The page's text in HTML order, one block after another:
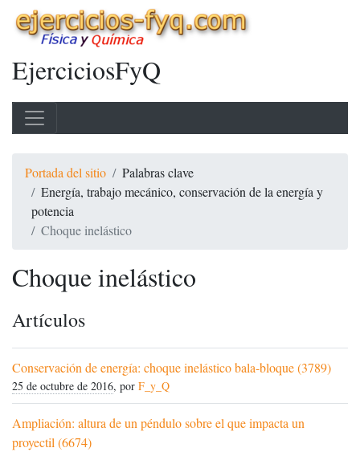
EjerciciosFyQ
Portada del sitio
Palabras clave
Energía, trabajo mecánico, conservación de la energía y
potencia
Choque inelástico
Choque inelástico
Artículos
Conservación de energía: choque inelástico bala-bloque (3789)
25 de octubre de 2016, por F_y_Q
Ampliación: altura de un péndulo sobre el que impacta un
proyectil (6674)